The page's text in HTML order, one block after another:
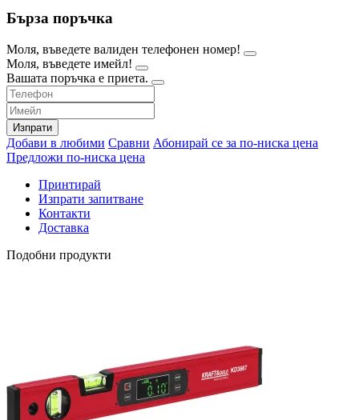
Бърза поръчка
Моля, въведете валиден телефонен номер!
Моля, въведете имейл!
Вашата поръчка е приета.
Изпрати
Добави в любими Сравни Абонирай се за по-ниска цена
Предложи по-ниска цена
Принтирай
Изпрати запитване
Контакти
Доставка
Подобни продукти